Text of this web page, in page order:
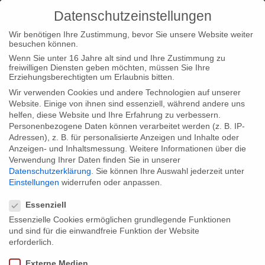
Datenschutzeinstellungen
Wir benötigen Ihre Zustimmung, bevor Sie unsere Website weiter
besuchen können.
Wenn Sie unter 16 Jahre alt sind und Ihre Zustimmung zu
freiwilligen Diensten geben möchten, müssen Sie Ihre
Erziehungsberechtigten um Erlaubnis bitten.
Wir verwenden Cookies und andere Technologien auf unserer
Website. Einige von ihnen sind essenziell, während andere uns
helfen, diese Website und Ihre Erfahrung zu verbessern.
Personenbezogene Daten können verarbeitet werden (z. B. IP-
Adressen), z. B. für personalisierte Anzeigen und Inhalte oder
Anzeigen- und Inhaltsmessung. Weitere Informationen über die
Verwendung Ihrer Daten finden Sie in unserer
Datenschutzerklärung
Sie können Ihre Auswahl jederzeit unter
Einstellungen widerrufen oder anpassen.
Essenziell
Essenzielle Cookies ermöglichen grundlegende Funktionen
und sind für die einwandfreie Funktion der Website
erforderlich.